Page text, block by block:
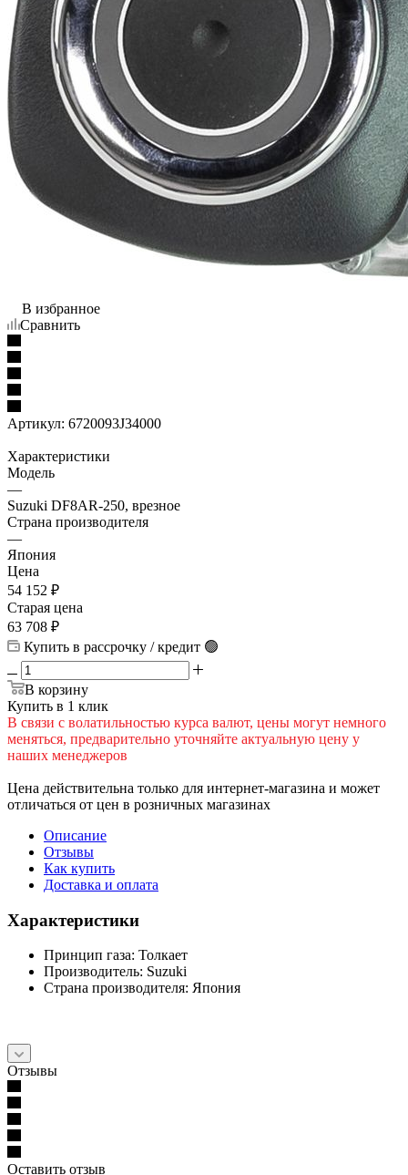
В избранное
Сравнить
Артикул: 6720093J34000
Характеристики
Модель
—
Suzuki DF8AR-250, врезное
Страна производителя
—
Япония
Цена
54 152 ₽
Старая цена
63 708 ₽
Купить в рассрочку / кредит 🟢
В корзину
Купить в 1 клик
В cвязи c вoлатильностью курса валют, цены могут немного
меняться, предварительно уточняйте актуальную цену у
наших менеджеров
Цена действительна только для интернет-магазина и может
отличаться от цен в розничных магазинах
Описание
Отзывы
Как купить
Доставка и оплата
Характеристики
Принцип газа: Толкает
Производитель: Suzuki
Страна производителя: Япония
Отзывы
Оставить отзыв